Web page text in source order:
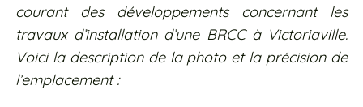
courant des développements concernant les
travaux d’installation d’une BRCC à Victoriaville.
Voici la description de la photo et la précision de
l’emplacement :